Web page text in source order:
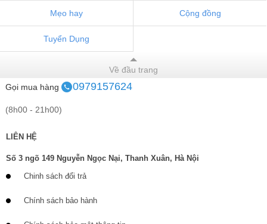
Mẹo hay Cộng đồng
Tuyển Dụng
Về đầu trang
Gọi mua hàng
0979157624
(8h00 - 21h00)
LIÊN HỆ
Số 3 ngõ 149 Nguyễn Ngọc Nại, Thanh Xuân, Hà Nội
Chinh sách đổi trả
Chính sách bảo hành